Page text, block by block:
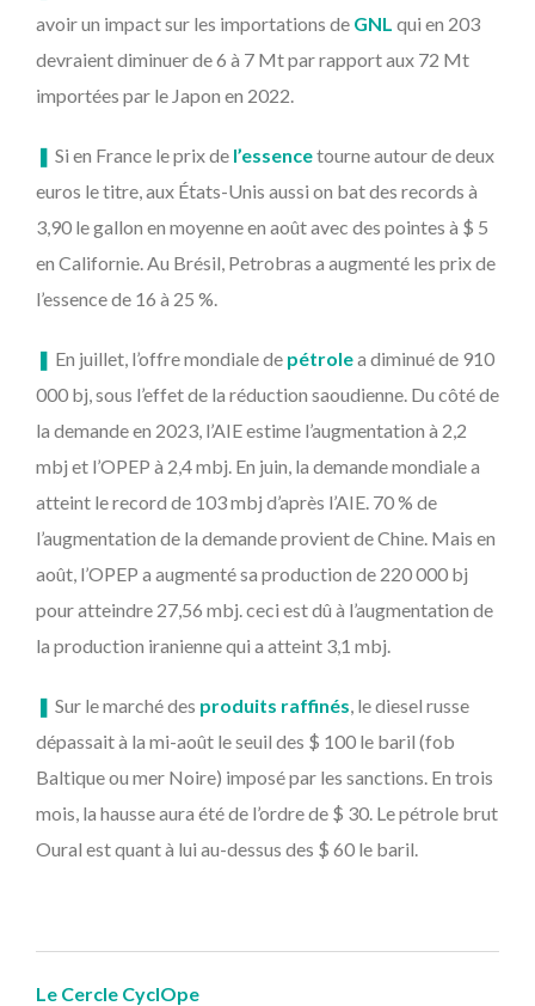
avoir un impact sur les importations de GNL qui en 203
devraient diminuer de 6 à 7 Mt par rapport aux 72 Mt
importées par le Japon en 2022.
❚ Si en France le prix de l’essencetourne autour de deux
euros le titre, aux États-Unis aussi on bat des records à
3,90 le gallon en moyenne en août avec des pointes à $ 5
en Californie. Au Brésil, Petrobras a augmenté les prix de
l’essence de 16 à 25 %.
❚ En juillet, l’offre mondiale de pétrolea diminué de 910
000 bj, sous l’effet de la réduction saoudienne. Du côté de
la demande en 2023, l’AIE estime l’augmentation à 2,2
mbj et l’OPEP à 2,4 mbj. En juin, la demande mondiale a
atteint le record de 103 mbj d’après l’AIE. 70 % de
l’augmentation de la demande provient de Chine. Mais en
août, l’OPEP a augmenté sa production de 220 000 bj
pour atteindre 27,56 mbj. ceci est dû à l’augmentation de
la production iranienne qui a atteint 3,1 mbj.
❚ Sur le marché des produits raffinés, le diesel russe
dépassait à la mi-août le seuil des $ 100 le baril (fob
Baltique ou mer Noire) imposé par les sanctions. En trois
mois, la hausse aura été de l’ordre de $ 30. Le pétrole brut
Oural est quant à lui au-dessus des $ 60 le baril.
Le Cercle CyclOpe